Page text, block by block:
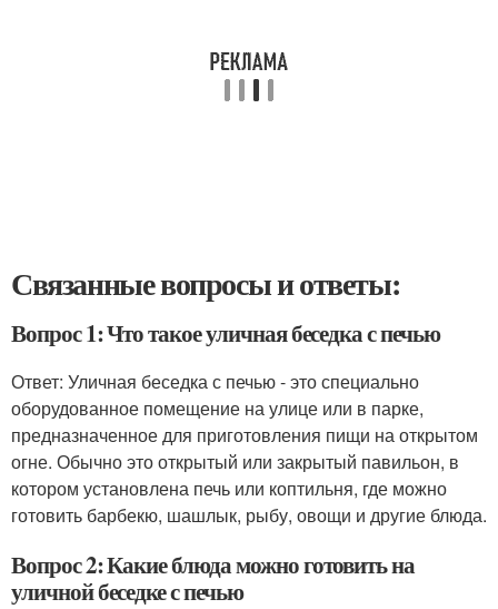
Связанные вопросы и ответы:
Вопрос 1: Что такое уличная беседка с печью
Ответ: Уличная беседка с печью - это специально
оборудованное помещение на улице или в парке,
предназначенное для приготовления пищи на открытом
огне. Обычно это открытый или закрытый павильон, в
котором установлена печь или коптильня, где можно
готовить барбекю, шашлык, рыбу, овощи и другие блюда.
Вопрос 2: Какие блюда можно готовить на
уличной беседке с печью